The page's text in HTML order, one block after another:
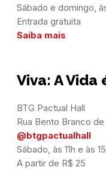
Sábado e domingo,
Saiba mais
Viva: A Vida
BTG Pactual Hall
@btgpactualhall
Sábado, às 11h e às